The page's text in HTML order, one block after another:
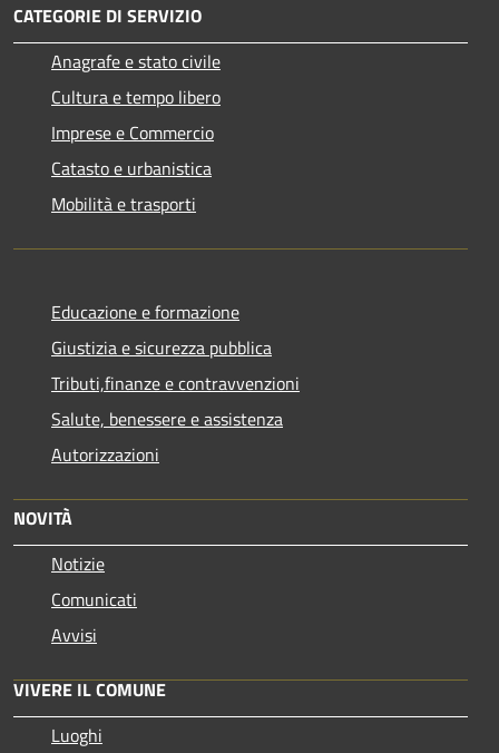
CATEGORIE DI SERVIZIO
Anagrafe e stato civile
Cultura e tempo libero
Imprese e Commercio
Catasto e urbanistica
Mobilità e trasporti
Educazione e formazione
Giustizia e sicurezza pubblica
Tributi,finanze e contravvenzioni
Salute, benessere e assistenza
Autorizzazioni
NOVITÀ
Notizie
Comunicati
Avvisi
VIVERE IL COMUNE
Luoghi